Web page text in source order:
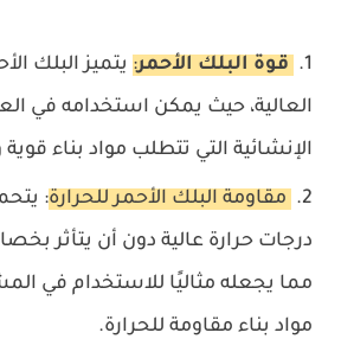
قوة البلك الأحمر: يتميز البلك
العالية، حيث يمكن استخدامه في
الإنشائية التي تتطلب مواد بناء قوية
مقاومة البلك الأحمر للحرارة:
درجات حرارة عالية دون أن يتأثر
مما يجعله مثاليًا للاستخدام في
مواد بناء مقاومة للحرارة.